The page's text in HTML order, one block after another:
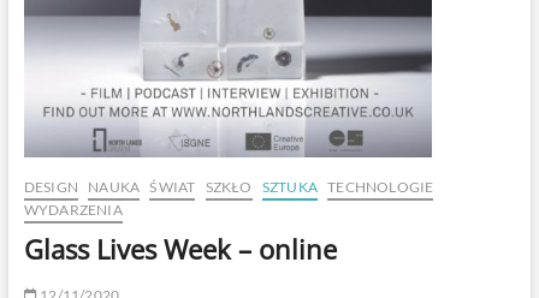
DESIGN NAUKA ŚWIAT SZKŁO SZTUKA TECHNOLOGIE
WYDARZENIA
Glass Lives Week – online